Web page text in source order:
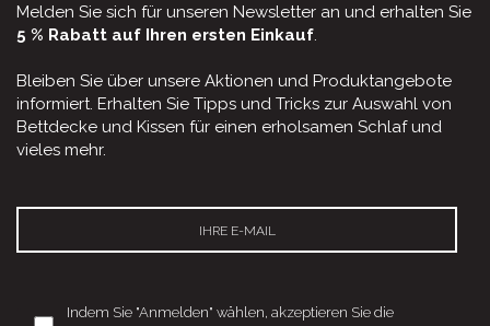
Melden Sie sich für unseren Newsletter an und erhalten Sie
5 % Rabatt auf Ihren ersten Einkauf.
Bleiben Sie über unsere Aktionen und Produktangebote
informiert. Erhalten Sie Tipps und Tricks zur Auswahl von
Bettdecke und Kissen für einen erholsamen Schlaf und
vieles mehr.
Indem Sie "Anmelden" wählen, akzeptieren Sie die